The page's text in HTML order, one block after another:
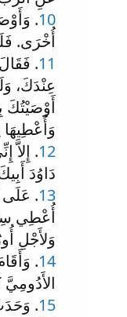
10
.
أُخْرَى.
11
.
عِنْدَكَ،
أَوْصَيْتُكَ
12. إِلاَّ
دَاوُدَ
13. عَلَى
أُعْطِي
وَلأَجْلِ
14
.
15
.